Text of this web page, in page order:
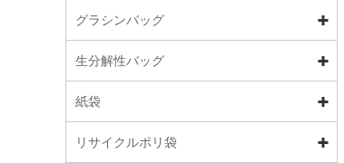
グラシンバッグ
生分解性バッグ
紙袋
リサイクルポリ袋